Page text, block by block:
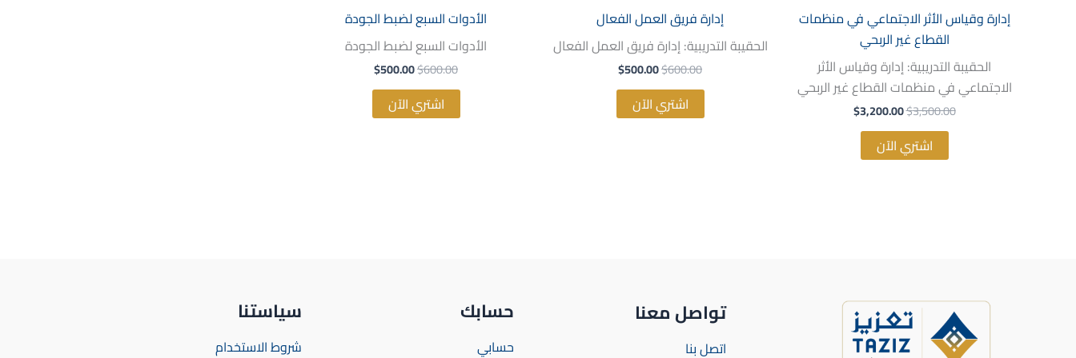
إدارة وقياس الأثر الاجتماعي في منظمات
القطاع غير الربحي
الحقيبة التدريبية: إدارة وقياس الأثر
الاجتماعي في منظمات القطاع غير الربحي
$3,500.00
$3,200.00
اشتري الآن
إدارة فريق العمل الفعال
الحقيبة التدريبية: إدارة فريق العمل الفعال
$600.00
$500.00
اشتري الآن
الأدوات السبع لضبط الجودة
الأدوات السبع لضبط الجودة
$600.00
$500.00
اشتري الآن
تواصل معنا
اتصل بنا
حسابك
حسابي
سياستنا
شروط الاستخدام